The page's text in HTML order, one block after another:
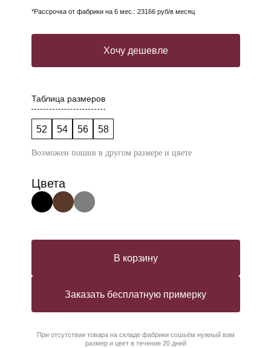
*Рассрочка от фабрики на 6 мес.: 23166 руб/в месяц
Хочу дешевле
Таблица размеров
52 54 56 58
Возможен пошив в другом размере и цвете
Цвета
В корзину
Заказать бесплатную примерку
При отсутствии товара на складе фабрики сошьём нужный вам
размер и цвет в течение 20 дней